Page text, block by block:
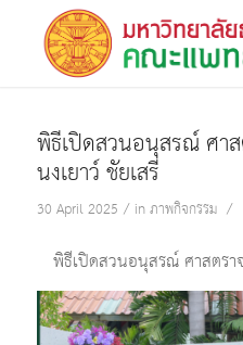
พิธีเปิดสวนอนุสรณ์ ศา
นงเยาว์ ชัยเสรี
30 April 2025 / inภาพกิจกรรม /
พิธีเปิดสวนอนุสรณ์ ศาสตร